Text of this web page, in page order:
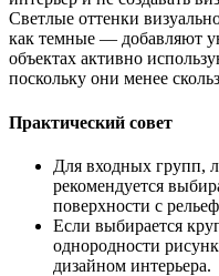
Светлые оттенки
как темные — добавляют
объектах активно
поскольку они менее
Практический совет
Для входных групп,
рекомендуется
поверхности с
Если выбирается
однородности
дизайном интерьера.